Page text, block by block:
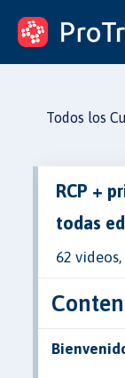
un curso de
Todos los
RCP +
todas
62